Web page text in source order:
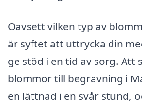
Oavsett vilken typ av
är syftet att uttrycka din
ge stöd i en tid av sorg. Att
blommor till begravning i
en lättnad i en svår stund,